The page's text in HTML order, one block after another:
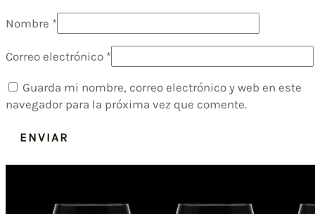
Nombre *
Correo electrónico *
Guarda mi nombre, correo electrónico y web en este
navegador para la próxima vez que comente.